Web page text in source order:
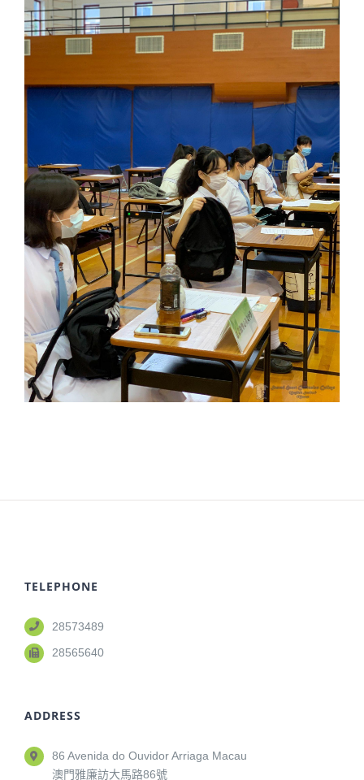
TELEPHONE
28573489
28565640
ADDRESS
86 Avenida do Ouvidor Arriaga Macau
澳門雅廉訪大馬路86號